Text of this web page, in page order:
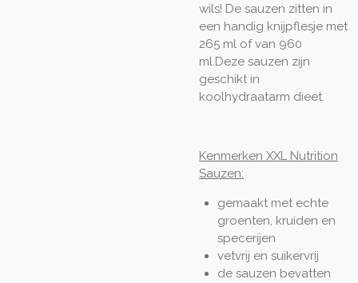
wils! De sauzen zitten in
een handig knijpflesje met
265 ml of van 960
ml.Deze sauzen zijn
geschikt in
koolhydraatarm dieet.
Kenmerken XXL Nutrition
Sauzen:
gemaakt met echte
groenten, kruiden en
specerijen
vetvrij en suikervrij
de sauzen bevatten